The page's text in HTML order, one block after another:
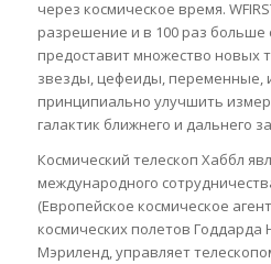
через космическое время.
разрешение и в 100 раз больше
предоставит множество новых
звезды, цефеиды, переменные,
принципиально улучшить
галактик ближнего и дальнего
Космический телескоп Хаббл
международного
(Европейское космическое
космических полетов Годдарда
Мэриленд, управляет